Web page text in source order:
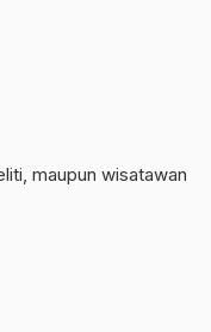
maupun wisatawan